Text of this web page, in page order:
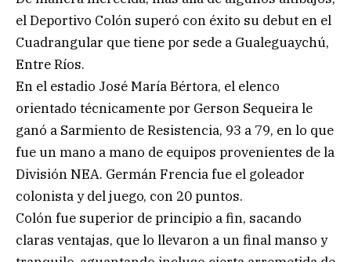
el Deportivo Colón superó con éxito su debut en el
Cuadrangular que tiene por sede a Gualeguaychú,
Entre Ríos.
En el estadio José María Bértora, el elenco
orientado técnicamente por Gerson Sequeira le
ganó a Sarmiento de Resistencia, 93 a 79, en lo que
fue un mano a mano de equipos provenientes de la
División NEA. Germán Frencia fue el goleador
colonista y del juego, con 20 puntos.
Colón fue superior de principio a fin, sacando
claras ventajas, que lo llevaron a un final manso y